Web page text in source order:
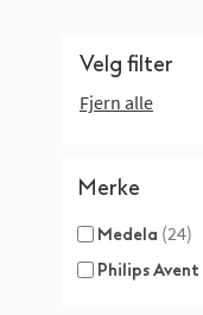
Velg filter
Fjern alle
Merke
Medela (24)
Philips Avent